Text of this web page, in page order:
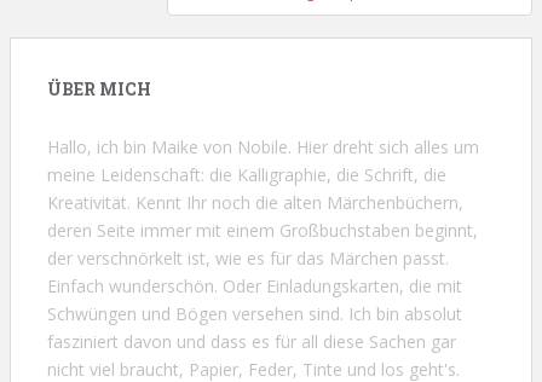
ÜBER MICH
Hallo, ich bin Maike von Nobile. Hier dreht sich alles um
meine Leidenschaft: die Kalligraphie, die Schrift, die
Kreativität. Kennt Ihr noch die alten Märchenbüchern,
deren Seite immer mit einem Großbuchstaben beginnt,
der verschnörkelt ist, wie es für das Märchen passt.
Einfach wunderschön. Oder Einladungskarten, die mit
Schwüngen und Bögen versehen sind. Ich bin absolut
fasziniert davon und dass es für all diese Sachen gar
nicht viel braucht, Papier, Feder, Tinte und los geht's.